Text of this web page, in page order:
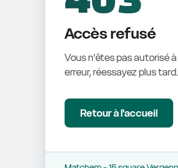
Accès refusé
Vous n'êtes pas autorisé
erreur, réessayez plus tard.
Retour à l'accueil